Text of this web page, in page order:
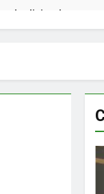
de diciembre
Argentina,